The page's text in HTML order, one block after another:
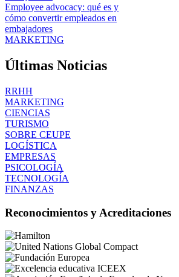
Employee advocacy: qué es y
cómo convertir empleados en
embajadores
MARKETING
Últimas Noticias
RRHH
MARKETING
CIENCIAS
TURISMO
SOBRE CEUPE
LOGÍSTICA
EMPRESAS
PSICOLOGÍA
TECNOLOGÍA
FINANZAS
Reconocimientos y Acreditaciones